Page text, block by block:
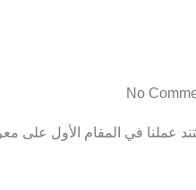
No
التكييف المركزي ببريده 0509274867 وإدارة